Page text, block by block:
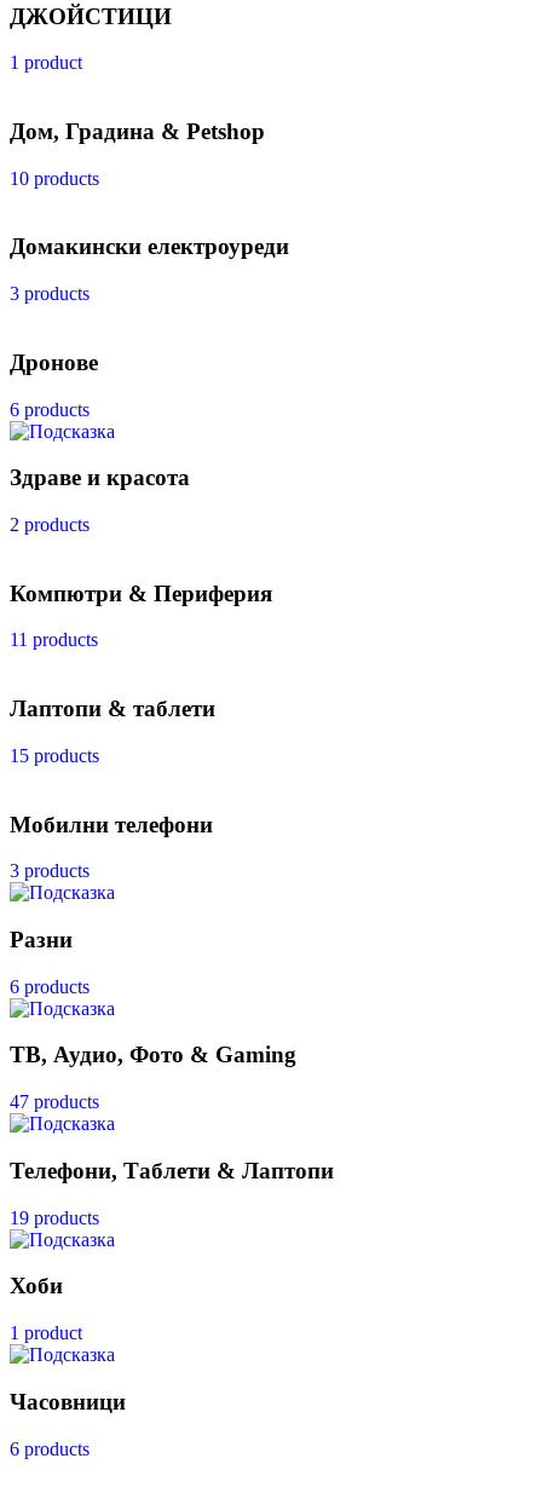
ДЖОЙСТИЦИ
1 product
Дом, Градина & Petshop
10 products
Домакински електроуреди
3 products
Дронове
6 products
Здраве и красота
2 products
Компютри & Периферия
11 products
Лаптопи & таблети
15 products
Мобилни телефони
3 products
Разни
6 products
ТВ, Аудио, Фото & Gaming
47 products
Телефони, Таблети & Лаптопи
19 products
Хоби
1 product
Часовници
6 products